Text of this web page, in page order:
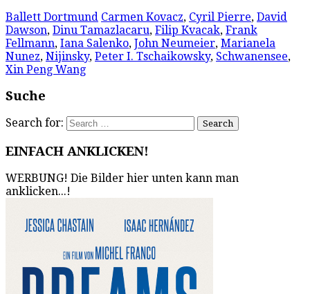
Ballett Dortmund Carmen Kovacz, Cyril Pierre, David
Dawson, Dinu Tamazlacaru, Filip Kvacak, Frank
Fellmann, Iana Salenko, John Neumeier, Marianela
Nunez, Nijinsky, Peter I. Tschaikowsky, Schwanensee,
Xin Peng Wang
Suche
Search for:
EINFACH ANKLICKEN!
WERBUNG! Die Bilder hier unten kann man
anklicken...!